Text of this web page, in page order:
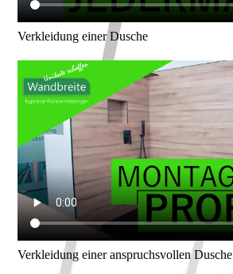
Verkleidung einer Dusche
Verkleidung einer anspruchsvollen Dusche